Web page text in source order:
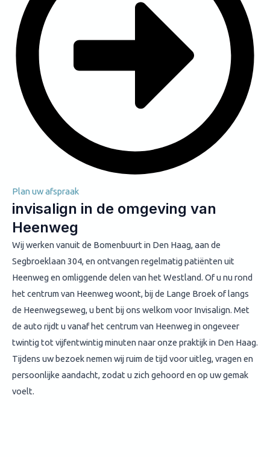
Plan uw afspraak
invisalign in de omgeving van
Heenweg
Wij werken vanuit de Bomenbuurt in Den Haag, aan de
Segbroeklaan 304, en ontvangen regelmatig patiënten uit
Heenweg en omliggende delen van het Westland. Of u nu rond
het centrum van Heenweg woont, bij de Lange Broek of langs
de Heenwegseweg, u bent bij ons welkom voor Invisalign. Met
de auto rijdt u vanaf het centrum van Heenweg in ongeveer
twintig tot vijfentwintig minuten naar onze praktijk in Den Haag.
Tijdens uw bezoek nemen wij ruim de tijd voor uitleg, vragen en
persoonlijke aandacht, zodat u zich gehoord en op uw gemak
voelt.